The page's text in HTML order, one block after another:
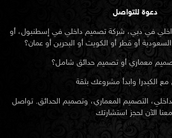
دعوة للتواصل
في دبي، شركة تصميم داخلي في إسطنبول، أو
أو قطر أو الكويت أو البحرين أو عمان؟
معماري أو تصميم حدائق شامل؟